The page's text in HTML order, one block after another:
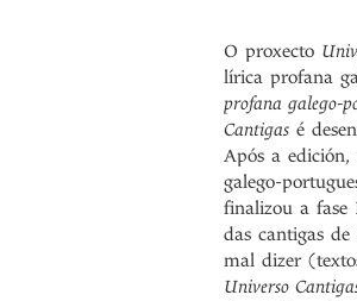
O proxecto
lírica profana
profana galego-
Cantigas é
Após a
galego-
finalizou a fase
das cantigas
mal dizer
Universo